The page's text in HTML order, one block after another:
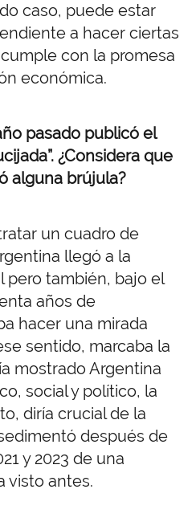
caso, puede estar
a hacer ciertas
con la promesa
económica.
pasado publicó el
¿Considera que
alguna brújula?
un cuadro de
llegó a la
pero también, bajo el
años de
hacer una mirada
sentido, marcaba la
mostrado Argentina
social y político, la
diría crucial de la
después de
y 2023 de una
visto antes.